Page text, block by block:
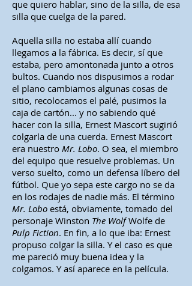
que quiero hablar, sino de la silla, de esa
silla que cuelga de la pared.
Aquella silla no estaba allí cuando
llegamos a la fábrica. Es decir, sí que
estaba, pero amontonada junto a otros
bultos. Cuando nos dispusimos a rodar
el plano cambiamos algunas cosas de
sitio, recolocamos el palé, pusimos la
caja de cartón... y no sabiendo qué
hacer con la silla, Ernest Mascort sugirió
colgarla de una cuerda. Ernest Mascort
era nuestro Mr. Lobo. O sea, el miembro
del equipo que resuelve problemas. Un
verso suelto, como un defensa líbero del
fútbol. Que yo sepa este cargo no se da
en los rodajes de nadie más. El término
Mr. Lobo está, obviamente, tomado del
personaje Winston The WolfWolfe de
Pulp Fiction. En fin, a lo que iba: Ernest
propuso colgar la silla. Y el caso es que
me pareció muy buena idea y la
colgamos. Y así aparece en la película.